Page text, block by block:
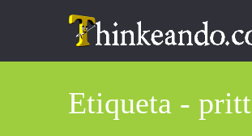
Etiqueta - pritt